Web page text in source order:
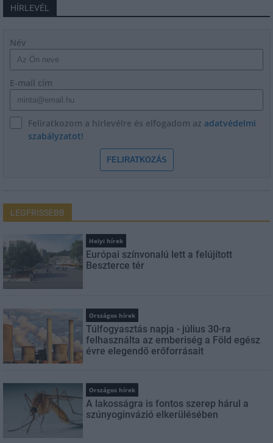
HÍRLEVÉL
Név
E-mail cím
Feliratkozom a hírlevélre és elfogadom az adatvédelmi
szabályzatot!
FELIRATKOZÁS
LEGFRISSEBB
Helyi hírek
Európai színvonalú lett a felújított
Beszterce tér
Országos hírek
Túlfogyasztás napja - július 30-ra
felhasználta az emberiség a Föld egész
évre elegendő erőforrásait
Országos hírek
A lakosságra is fontos szerep hárul a
szúnyoginvázió elkerülésében